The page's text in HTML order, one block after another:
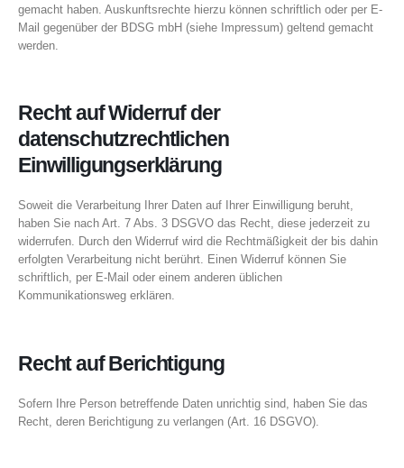
gemacht haben. Auskunftsrechte hierzu können schriftlich oder per E-
Mail gegenüber der BDSG mbH (siehe Impressum) geltend gemacht
werden.
Recht auf Widerruf der
datenschutzrechtlichen
Einwilligungserklärung
Soweit die Verarbeitung Ihrer Daten auf Ihrer Einwilligung beruht,
haben Sie nach Art. 7 Abs. 3 DSGVO das Recht, diese jederzeit zu
widerrufen. Durch den Widerruf wird die Rechtmäßigkeit der bis dahin
erfolgten Verarbeitung nicht berührt. Einen Widerruf können Sie
schriftlich, per E-Mail oder einem anderen üblichen
Kommunikationsweg erklären.
Recht auf Berichtigung
Sofern Ihre Person betreffende Daten unrichtig sind, haben Sie das
Recht, deren Berichtigung zu verlangen (Art. 16 DSGVO).